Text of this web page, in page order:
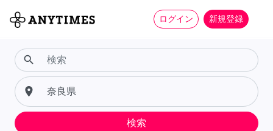
ログイン 新規登録
search
place
検索